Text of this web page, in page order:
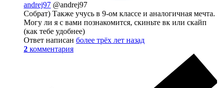
andrej97 @andrej97
Собрат) Также учусь в 9-ом классе и аналогичная мечта.
Могу ли я с вами познакомится, скиньте вк или скайп
(как тебе удобнее)
Ответ написан более трёх лет назад
2 комментария